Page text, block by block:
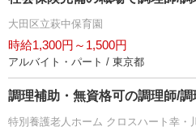
大田区立萩中保育園
時給1,300円～1,500円
アルバイト・パート / 東京都
調理補助・無資格可の調理師/調
特別養護老人ホーム クロスハート幸・